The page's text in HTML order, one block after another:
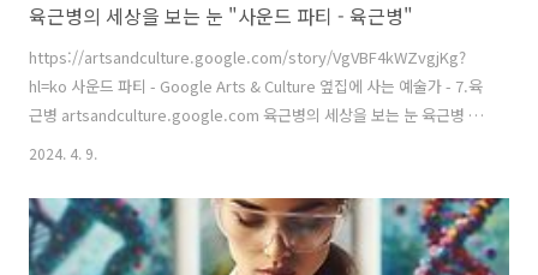
육근병의 세상을 보는 눈 "사운드 파티 - 육근병"
https://artsandculture.google.com/story/VgVBF4kWZvgjKg?
hl=ko 사운드 파티 - Google Arts & Culture 옆집에 사는 예술가 - 7.육
근병 artsandculture.google.com 육근병의 세상을 보는 눈 육근병 작
가는 30대였던 80년대 후반부터 당시 세계무대에서 활동하던 미디어아
고 92년 카셀도큐멘타에 참여하며 한국이라는 곳에도 현대미술이 있다
는 것을 알렸던 작가다. 특히 5년마다 열리는 독일의 카셀도큐멘타에는
한국 작가로서는 처음으로 참여하며 ‘제2의 백남준’의 탄생을 알렸다. 이
2024. 4. 9.